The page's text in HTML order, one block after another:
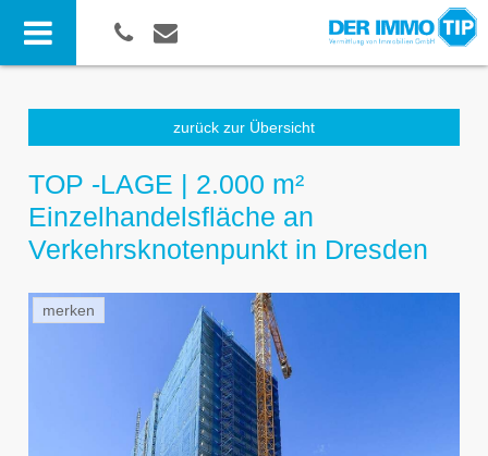
zurück zur Übersicht
TOP -LAGE | 2.000 m²
Einzelhandelsfläche an
Verkehrsknotenpunkt in Dresden
merken